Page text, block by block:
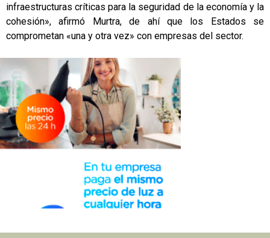
infraestructuras críticas para la seguridad de la economía y la
cohesión», afirmó Murtra, de ahí que los Estados se
comprometan «una y otra vez» con empresas del sector.